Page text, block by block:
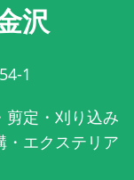
沢
1
剪定・刈り込み
・エクステリア